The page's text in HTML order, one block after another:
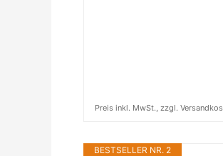
Preis inkl. MwSt., zzgl.
BESTSELLER NR. 2